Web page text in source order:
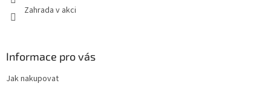
Zahrada v akci
Informace pro vás
Jak nakupovat